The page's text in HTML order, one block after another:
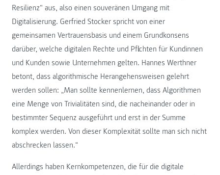
Resilienz“ aus, also einen souveränen Umgang mit
Digitalisierung. Gerfried Stocker spricht von einer
gemeinsamen Vertrauensbasis und einem Grundkonsens
darüber, welche digitalen Rechte und Pflichten für Kundinnen
und Kunden sowie Unternehmen gelten. Hannes Werthner
betont, dass algorithmische Herangehensweisen gelehrt
werden sollen: „Man sollte kennenlernen, dass Algorithmen
eine Menge von Trivialitäten sind, die nacheinander oder in
bestimmter Sequenz ausgeführt und erst in der Summe
komplex werden. Von dieser Komplexität sollte man sich nicht
abschrecken lassen.“
Allerdings haben Kernkompetenzen, die für die digitale